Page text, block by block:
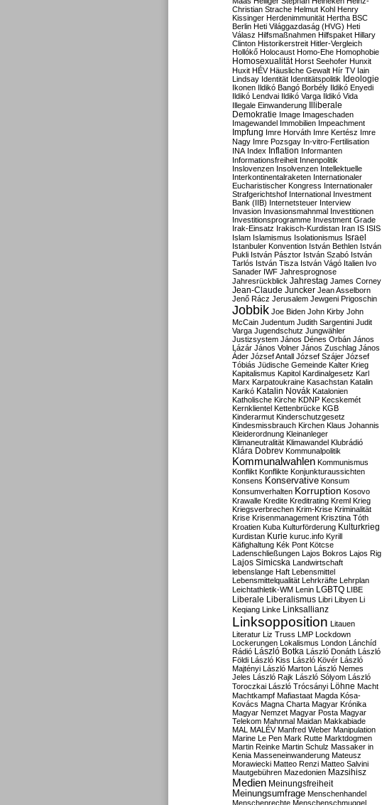
Christian Strache Helmut Kohl Henry
Kissinger Herdenimmunität Hertha BSC
Berlin Heti Világgazdaság (HVG) Heti
Válasz Hilfsmaßnahmen Hilfspaket Hillary
Clinton Historikerstreit Hitler-Vergleich
Hollókő Holocaust Homo-Ehe Homophobie
Homosexualität Horst Seehofer Hunxit
Huxit HÉV Häusliche Gewalt Hír TV Iain
Lindsay Identität Identitätspolitik Ideologie
Ikonen Ildikó Bangó Borbély Ildikó Enyedi
Ildikó Lendvai Ildikó Varga Ildikó Vida
Illegale Einwanderung Illiberale
Demokratie Image Imageschaden
Imagewandel Immobilien Impeachment
Impfung Imre Horváth Imre Kertész Imre
Nagy Imre Pozsgay In-vitro-Fertilisation
INA Index Inflation Informanten
Informationsfreiheit Innenpolitik
Inslovenzen Insolvenzen Intellektuelle
Interkontinentalraketen Internationaler
Eucharistischer Kongress Internationaler
Strafgerichtshof International Investment
Bank (IIB) Internetsteuer Interview
Invasion Invasionsmahnmal Investitionen
Investitionsprogramme Investment Grade
Irak-Einsatz Irakisch-Kurdistan Iran IS ISIS
Islam Islamismus Isolationismus Israel
Istanbuler Konvention István Bethlen István
Pukli István Pásztor István Szabó István
Tarlós István Tisza István Vágó Italien Ivo
Sanader IWF Jahresprognose
Jahresrückblick Jahrestag James Corney
Jean-Claude Juncker Jean Asselborn
Jenő Rácz Jerusalem Jewgeni Prigoschin
Jobbik Joe Biden John Kirby John
McCain Judentum Judith Sargentini Judit
Varga Jugendschutz Jungwähler
Justizsystem János Dénes Orbán János
Lázár János Volner János Zuschlag János
Áder József Antall József Szájer József
Tóbiás Jüdische Gemeinde Kalter Krieg
Kapitalismus Kapitol Kardinalgesetz Karl
Marx Karpatoukraine Kasachstan Katalin
Karikó Katalin Novák Katalonien
Katholische Kirche KDNP Kecskemét
Kernklientel Kettenbrücke KGB
Kinderarmut Kinderschutzgesetz
Kindesmissbrauch Kirchen Klaus Johannis
Kleiderordnung Kleinanleger
Klimaneutralität Klimawandel Klubrádió
Klára Dobrev Kommunalpolitik
Kommunalwahlen Kommunismus
Konflikt Konflikte Konjunkturaussichten
Konsens Konservative Konsum
Konsumverhalten Korruption Kosovo
Krawalle Kredite Kreditrating Kreml Krieg
Kriegsverbrechen Krim-Krise Kriminalität
Krise Krisenmanagement Krisztina Tóth
Kroatien Kuba Kulturförderung Kulturkrieg
Kurdistan Kurie kuruc.info Kyrill
Käfighaltung Kék Pont Kötcse
Ladenschließungen Lajos Bokros Lajos Rig
Lajos Simicska Landwirtschaft
lebenslange Haft Lebensmittel
Lebensmittelqualität Lehrkräfte Lehrplan
Leichtathletik-WM Lenin LGBTQ LIBE
Liberale Liberalismus Libri Libyen Li
Keqiang Linke Linksallianz
Linksopposition Litauen
Literatur Liz Truss LMP Lockdown
Lockerungen Lokalismus London Lánchíd
Rádió
László Botka László Donáth László
Földi László Kiss László Kövér László
Majtényi László Marton László Nemes
Jeles László Rajk László Sólyom László
Toroczkai László Trócsányi Löhne Macht
Machtkampf Mafiastaat Magda Kósa-
Kovács Magna Charta Magyar Krónika
Magyar Nemzet Magyar Posta Magyar
Telekom Mahnmal Maidan Makkabiade
MAL MALÉV Manfred Weber Manipulation
Marine Le Pen Mark Rutte Marktdogmen
Martin Reinke Martin Schulz Massaker in
Kenia Masseneinwanderung Mateusz
Morawiecki Matteo Renzi Matteo Salvini
Mautgebühren Mazedonien Mazsihisz
Medien Meinungsfreiheit
Meinungsumfrage Menschenhandel
Menschenrechte Menschenschmuggel